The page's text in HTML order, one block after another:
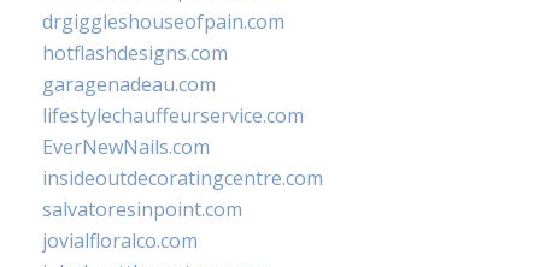
drgiggleshouseofpain.com
hotflashdesigns.com
garagenadeau.com
lifestylechauffeurservice.com
EverNewNails.com
insideoutdecoratingcentre.com
salvatoresinpoint.com
jovialfloralco.com